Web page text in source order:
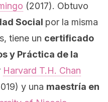
(2017). Obtuvo
Social por la misma
tiene un certificado
y Práctica de la
Harvard T.H. Chan
y una maestría en